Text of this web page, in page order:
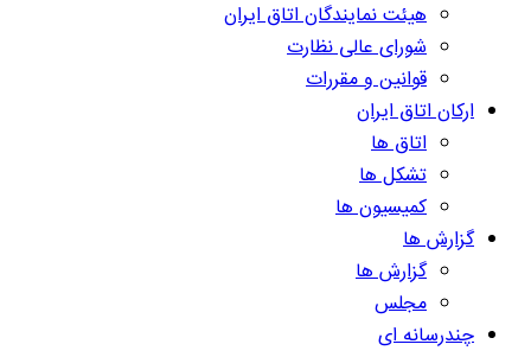
هیئت نمایندگان اتاق ایران
شورای عالی نظارت
قوانین و مقررات
ارکان اتاق ایران
اتاق ها
تشکل ها
کمیسیون ها
گزارش ها
گزارش ها
مجلس
چندرسانه ای